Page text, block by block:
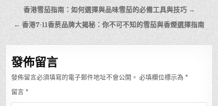
文
章
導
覽
香港雪茄指南：如何選擇與品味雪茄的必備工具與技巧 →
← 香港7-11香菸品牌大揭秘：你不可不知的雪茄與香煙選擇指南
發佈留言
發佈留言必須填寫的電子郵件地址不會公開。 必填欄位標示為 *
留言 *